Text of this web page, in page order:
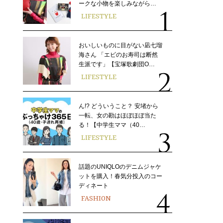
ークな小物を楽しみながら…
LIFESTYLE
おいしいものに目がない凪七瑠
海さん 「エビのお寿司は断然
生派です」【宝塚歌劇団O…
LIFESTYLE
ん!? どういうこと？ 安堵から
一転、女の勘はほぼほぼ当た
る！【中学生ママ（40…
LIFESTYLE
話題のUNIQLOのデニムジャケ
ットを購入！春気分投入のコー
ディネート
FASHION